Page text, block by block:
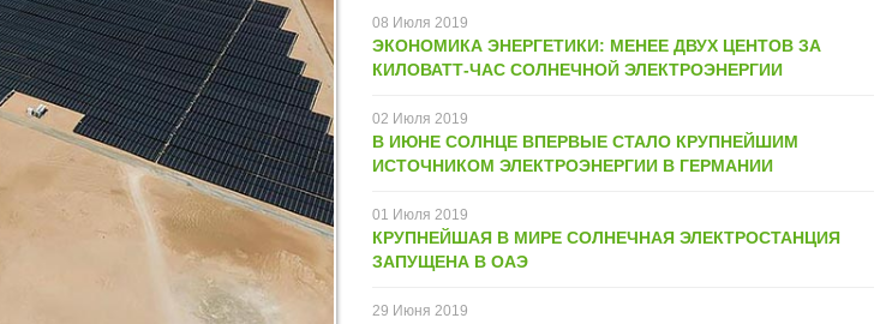
08 Июля 2019
ЭКОНОМИКА ЭНЕРГЕТИКИ: МЕНЕЕ ДВУХ ЦЕНТОВ ЗА
КИЛОВАТТ-ЧАС СОЛНЕЧНОЙ ЭЛЕКТРОЭНЕРГИИ
02 Июля 2019
В ИЮНЕ CОЛНЦЕ ВПЕРВЫЕ СТАЛО КРУПНЕЙШИМ
ИСТОЧНИКОМ ЭЛЕКТРОЭНЕРГИИ В ГЕРМАНИИ
01 Июля 2019
​КРУПНЕЙШАЯ В МИРЕ СОЛНЕЧНАЯ ЭЛЕКТРОСТАНЦИЯ
ЗАПУЩЕНА В ОАЭ
29 Июня 2019